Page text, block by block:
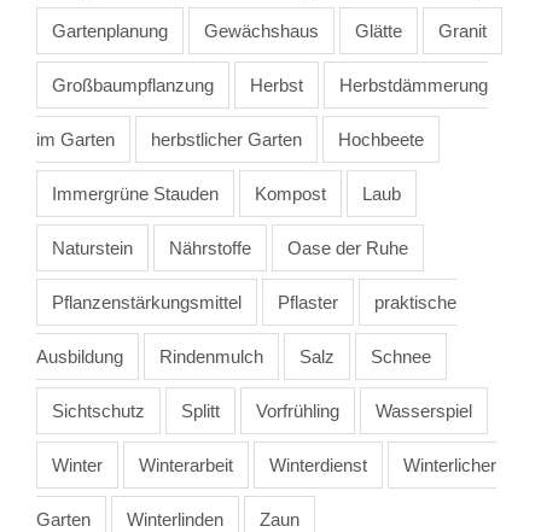
Gartenplanung Gewächshaus Glätte Granit
Großbaumpflanzung Herbst Herbstdämmerung
im Garten herbstlicher Garten Hochbeete
Immergrüne Stauden Kompost Laub
Naturstein Nährstoffe Oase der Ruhe
Pflanzenstärkungsmittel Pflaster praktische
Ausbildung Rindenmulch Salz Schnee
Sichtschutz Splitt Vorfrühling Wasserspiel
Winter Winterarbeit Winterdienst Winterlicher
Garten Winterlinden Zaun